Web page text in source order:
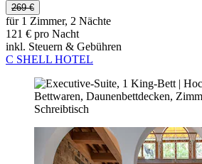
269 €
für 1 Zimmer, 2 Nächte
121 € pro Nacht
inkl. Steuern & Gebühren
C SHELL HOTEL